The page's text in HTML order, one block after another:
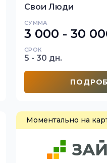
Свои Люди
СУММА
3 000 - 30
СРОК
5 - 30 дн.
Моментально на